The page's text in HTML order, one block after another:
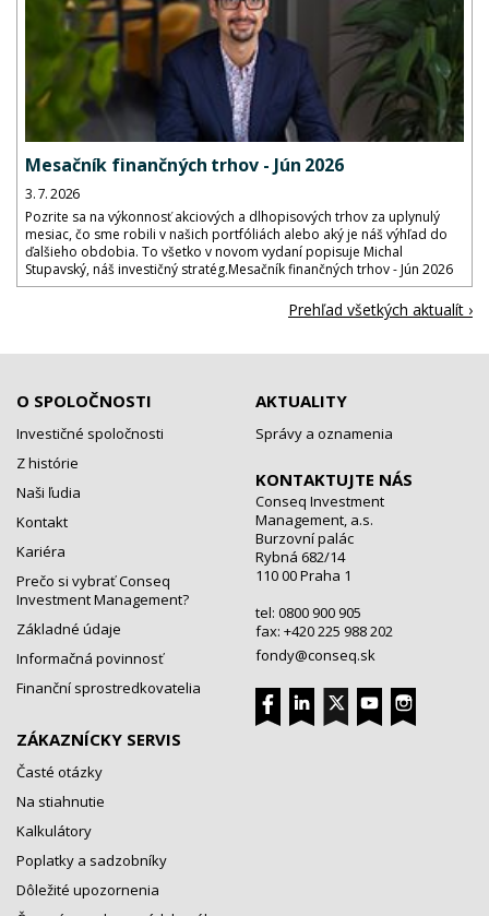
Mesačník finančných trhov - Jún 2026
3. 7. 2026
Pozrite sa na výkonnosť akciových a dlhopisových trhov za uplynulý
mesiac, čo sme robili v našich portfóliách alebo aký je náš výhľad do
ďalšieho obdobia. To všetko v novom vydaní popisuje Michal
Stupavský, náš investičný stratég.Mesačník finančných trhov - Jún 2026
Prehľad všetkých aktualít ›
O SPOLOČNOSTI
Investičné spoločnosti
Z histórie
Naši ľudia
Kontakt
Kariéra
Prečo si vybrať Conseq
Investment Management?
Základné údaje
Informačná povinnosť
Finanční sprostredkovatelia
ZÁKAZNÍCKY SERVIS
Časté otázky
Na stiahnutie
Kalkulátory
Poplatky a sadzobníky
Dôležité upozornenia
AKTUALITY
Správy a oznamenia
KONTAKTUJTE NÁS
Conseq Investment
Management, a.s.
Burzovní palác
Rybná 682/14
110 00 Praha 1
tel: 0800 900 905
fax: +420 225 988 202
fondy@conseq.sk